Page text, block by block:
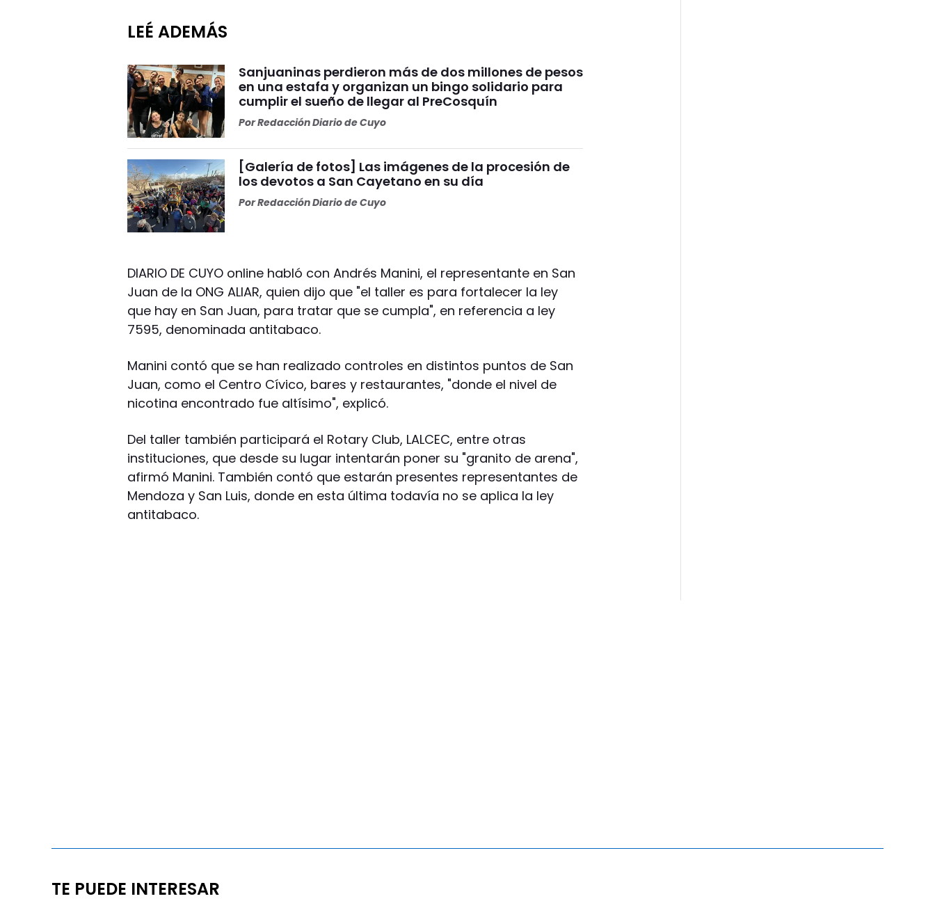
LEÉ ADEMÁS
Sanjuaninas perdieron más de dos millones de pesos
en una estafa y organizan un bingo solidario para
cumplir el sueño de llegar al PreCosquín
PorRedacción Diario de Cuyo
[Galería de fotos] Las imágenes de la procesión de
los devotos a San Cayetano en su día
PorRedacción Diario de Cuyo
DIARIO DE CUYO online habló con Andrés Manini, el representante en San
Juan de la ONG ALIAR, quien dijo que "el taller es para fortalecer la ley
que hay en San Juan, para tratar que se cumpla", en referencia a ley
7595, denominada antitabaco.
Manini contó que se han realizado controles en distintos puntos de San
Juan, como el Centro Cívico, bares y restaurantes, "donde el nivel de
nicotina encontrado fue altísimo", explicó.
Del taller también participará el Rotary Club, LALCEC, entre otras
instituciones, que desde su lugar intentarán poner su "granito de arena",
afirmó Manini. También contó que estarán presentes representantes de
Mendoza y San Luis, donde en esta última todavía no se aplica la ley
antitabaco.
TE PUEDE INTERESAR